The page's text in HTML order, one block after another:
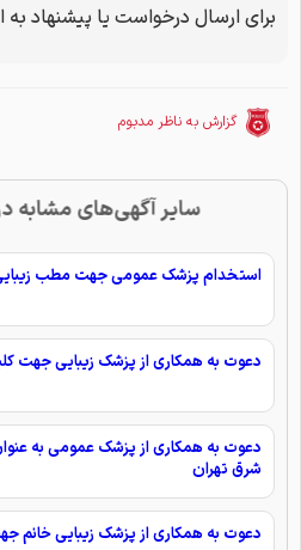
برای ارسال درخواست یا پیشنهاد به
گزارش به ناظر مدبوم
سایر آگهی‌های مشابه
استخدام پزشک عمومی جهت مطب زیبایی
دعوت به همکاری از پزشک زیبایی جهت
دعوت به همکاری از پزشک عمومی به
شرق تهران
دعوت به همکاری از پزشک زیبایی خانم